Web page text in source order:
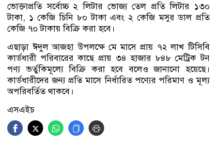
ভোক্তাপ্রতি সর্বোচ্চ ২ লিটার ভোজ্য তেল প্রতি লিটার ১৩০
টাকা, ১ কেজি চিনি ৮০ টাকা এবং ২ কেজি মসুর ডাল প্রতি
কেজি ৭০ টাকায় বিক্রি করা হবে।
এছাড়া ঈদুল আজহা উপলক্ষে মে মাসে প্রায় ৭২ লাখ টিসিবি
কার্ডধারী পরিবারের কাছে প্রায় ৩৪ হাজার ৮৪৮ মেট্রিক টন
পণ্য ভর্তুকিমূল্যে বিক্রি করা হবে বলেও জানানো হয়েছে।
কার্ডধারীদের জন্য প্রতি মাসে নির্ধারিত পণ্যের পরিমাণ ও মূল্য
অপরিবর্তিত থাকবে।
এসএইচ